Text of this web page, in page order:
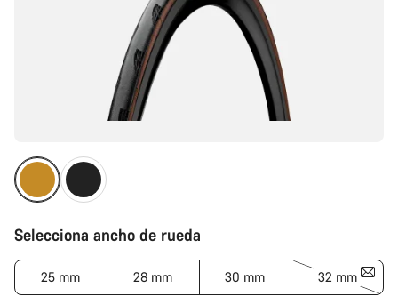
Selecciona ancho de rueda
25 mm 28 mm 30 mm 32 mm